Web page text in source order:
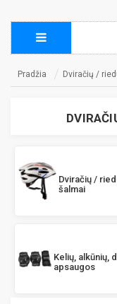
Pradžia Dviračių /
Dviračių /
šalmai
Kelių, alkūnių,
apsaugos